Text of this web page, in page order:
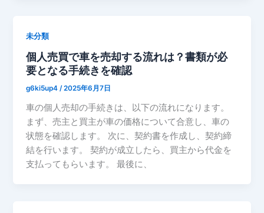
未分類
個人売買で車を売却する流れは？書類が必
要となる手続きを確認
g6ki5up4/2025年6月7日
車の個人売却の手続きは、以下の流れになります。
まず、売主と買主が車の価格について合意し、車の
状態を確認します。 次に、契約書を作成し、契約締
結を行います。 契約が成立したら、買主から代金を
支払ってもらいます。 最後に、